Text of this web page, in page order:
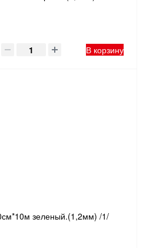
В корзину
зеленый.(1,2мм) /1/